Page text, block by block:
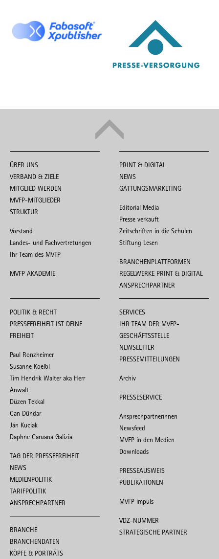
ÜBER UNS
VERBAND & ZIELE
MITGLIED WERDEN
MVFP-MITGLIEDER
STRUKTUR
Vorstand
Landes- und Fachvertretungen
Ihr Team des MVFP
MVFP AKADEMIE
PRINT & DIGITAL
NEWS
GATTUNGSMARKETING
Editorial Media
Presse verkauft
Zeitschriften in die Schulen
Stiftung Lesen
BRANCHENPLATTFORMEN
REGELWERKE PRINT & DIGITAL
ANSPRECHPARTNER
POLITIK & RECHT
PRESSEFREIHEIT IST DEINE
FREIHEIT
Paul Ronzheimer
Susanne Koelbl
Tim Hendrik Walter aka Herr
Anwalt
Düzen Tekkal
Can Dündar
Ján Kuciak
Daphne Caruana Galizia
TAG DER PRESSEFREIHEIT
NEWS
MEDIENPOLITIK
TARIFPOLITIK
ANSPRECHPARTNER
BRANCHE
BRANCHENDATEN
KÖPFE & PORTRÄTS
SERVICES
IHR TEAM DER MVFP-
GESCHÄFTSSTELLE
NEWSLETTER
PRESSEMITTEILUNGEN
Archiv
PRESSESERVICE
Ansprechpartnerinnen
Newsfeed
MVFP in den Medien
Downloads
PRESSEAUSWEIS
PUBLIKATIONEN
MVFP impuls
VDZ-NUMMER
STRATEGISCHE PARTNER